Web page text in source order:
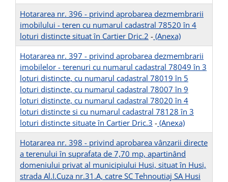
Hotararea nr. 396 - privind aprobarea dezmembrarii
imobilului - teren cu numarul cadastral 78520 în 4
loturi distincte situat în Cartier Dric.2 - (Anexa)
Hotararea nr. 397 - privind aprobarea dezmembrarii
imobilelor - terenuri cu numarul cadastral 78049 în 3
loturi distincte, cu numarul cadastral 78019 în 5
loturi distincte, cu numarul cadastral 78007 în 9
loturi distincte, cu numarul cadastral 78020 în 4
loturi distincte si cu numarul cadastral 78128 în 3
loturi distincte situate în Cartier Dric.3 - (Anexa)
Hotararea nr. 398 - privind aprobarea vânzarii directe
a terenului în suprafata de 7,70 mp, apartinând
domeniului privat al municipiului Husi, situat în Husi,
strada Al.I.Cuza nr.31.A, catre SC Tehnoutiaj SA Husi